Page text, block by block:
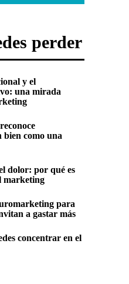
perder
y el
una mirada
bien como una
dolor: por qué es
marketing
para
a gastar más
concentrar en el